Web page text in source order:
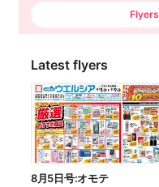
Flyers
Latest flyers
8月5日号:オモテ